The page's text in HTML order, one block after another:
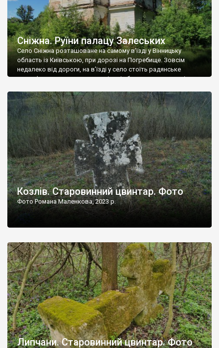
Сніжна. Руїни палацу Залеських
Село Сніжна розташоване на самому в’їзді у Вінницьку
область із Київською, при дорозі на Погребище. Зовсім
недалеко від дороги, на в’їзді у село стоїть радянське
рельєфне пано, яке показує жінку і яблуню, а трохи далі, десь
не видно, але видно дві стареньких колії у траві – […]
Козлів. Старовинний цвинтар. Фото
Фото Романа Маленкова, 2023 р.
Липчани. Старовинний цвинтар. Фото